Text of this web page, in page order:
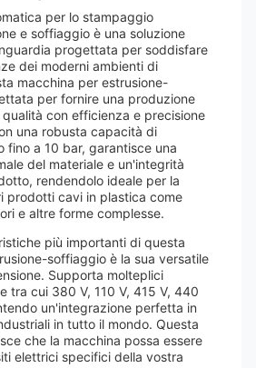
per lo stampaggio
e soffiaggio è una soluzione
progettata per soddisfare
dei moderni ambienti di
macchina per estrusione-
per fornire una produzione
con efficienza e precisione
una robusta capacità di
fino a 10 bar, garantisce una
del materiale e un'integrità
rendendolo ideale per la
prodotti cavi in ​​plastica come
e altre forme complesse.
più importanti di questa
soffiaggio è la sua versatile
Supporta molteplici
tra cui 380 V, 110 V, 415 V, 440
un'integrazione perfetta in
in tutto il mondo. Questa
che la macchina possa essere
elettrici specifici della vostra